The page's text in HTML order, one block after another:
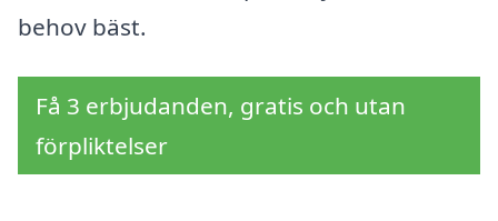
behov bäst.
Få 3 erbjudanden, gratis och utan
förpliktelser